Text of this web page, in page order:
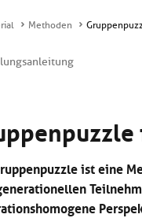
Methoden
ist eine